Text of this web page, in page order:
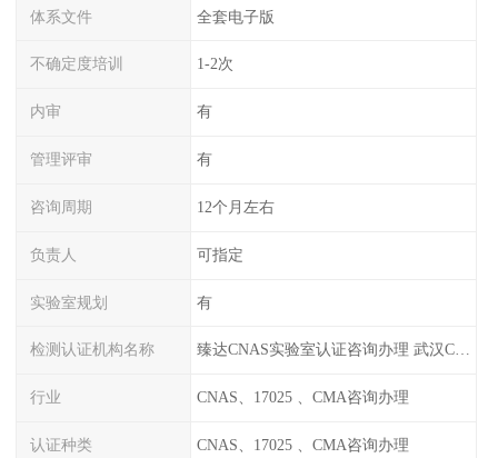
体系文件 全套电子版
不确定度培训 1-2次
内审 有
管理评审 有
咨询周期 12个月左右
负责人 可指定
实验室规划 有
检测认证机构名称 臻达CNAS实验室认证咨询办理 武汉CNAS实验室认可办理
行业 CNAS、17025 、CMA咨询办理
认证种类 CNAS、17025 、CMA咨询办理